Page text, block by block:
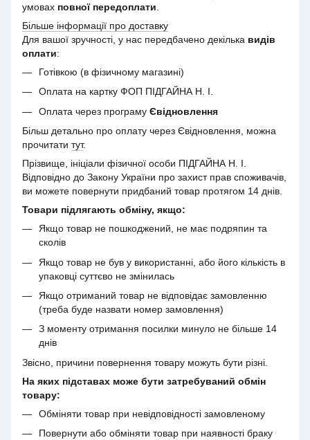
умовах повної передоплати
Більше інформації про доставку
Для вашої зручності, у нас передбачено декілька видів
оплати:
Готівкою (в фізичному магазині)
Оплата на картку ФОП ПІДГАЙНА Н. І.
Оплата через програму Євідновлення
Більш детально про оплату через Євідновлення, можна
прочитати тут.
Прізвище, ініціали фізичної особи ПІДГАЙНА Н. І.
Відповідно до Закону України про захист прав споживачів,
ви можете повернути придбаний товар протягом 14 днів.
Товари підлягають обміну, якщо:
Якщо товар не пошкоджений, не має подряпин та
сколів
Якщо товар не був у використанні, або його кількість в
упаковці суттєво не змінилась
Якщо отриманий товар не відповідає замовленню
(треба буде назвати номер замовлення)
З моменту отримання посилки минуло не більше 14
днів
Звісно, причини повернення товару можуть бути різні.
На яких підставах може бути затребуваний обмін
товару:
Обміняти товар при невідповідності замовленому
Повернути або обміняти товар при наявності браку